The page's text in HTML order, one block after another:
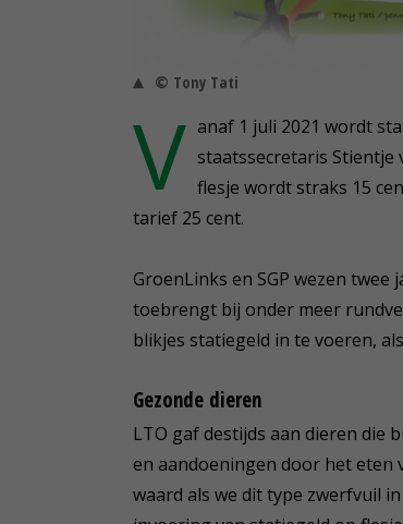
© Tony Tati
V anaf 1 juli 2021 wordt
staatssecretaris Stientje
flesje wordt straks 15
tarief 25 cent.
GroenLinks en SGP wezen twee
toebrengt bij onder meer
blikjes statiegeld in te voeren,
Gezonde dieren
LTO gaf destijds aan dieren die
en aandoeningen door het eten
waard als we dit type zwerfvuil